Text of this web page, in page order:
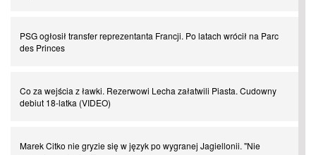
PSG ogłosił transfer reprezentanta Francji. Po latach wrócił na Parc
des Princes
Co za wejścia z ławki. Rezerwowi Lecha załatwili Piasta. Cudowny
debiut 18-latka (VIDEO)
Marek Citko nie gryzie się w język po wygranej Jagiellonii. "Nie